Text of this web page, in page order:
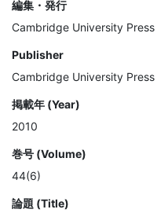
編集・発行
Cambridge University Press
Publisher
Cambridge University Press
掲載年 (Year)
2010
巻号 (Volume)
44(6)
論題 (Title)